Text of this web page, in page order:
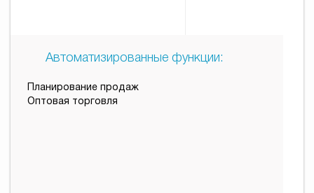
Автоматизированные функции:
Планирование продаж
Оптовая торговля